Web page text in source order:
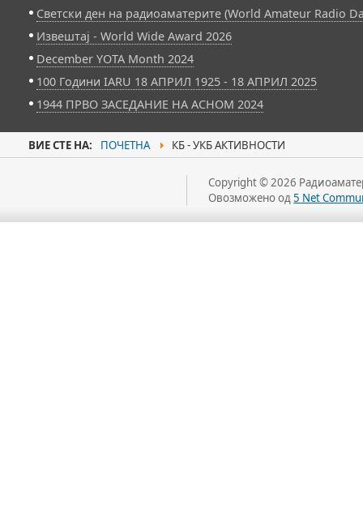
Светски ден на радиоаматерите (World Amateur Radio
Извештај - World Wide Award 2026
December YOTA Month 2024
100 Години IARU 18 АПРИЛ 1925 - 18 АПРИЛ 2025
1944 ПРВО ЗАСЕДАНИЕ НА АСНОМ 2024
ВИЕ СТЕ НА: ПОЧЕТНА КБ - УКБ АКТИВНОСТИ
Copyright © 2026
Овозможено од5 Net